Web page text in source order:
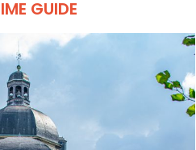
GUIDE